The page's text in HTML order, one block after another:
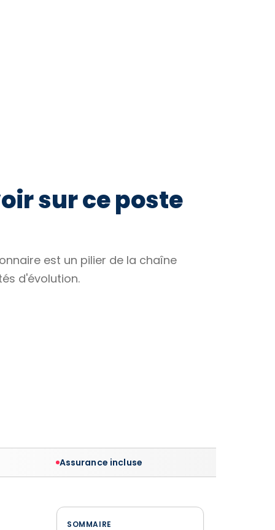
sur ce poste
est un pilier de la chaîne
d'évolution.
Assurance incluse
SOMMAIRE